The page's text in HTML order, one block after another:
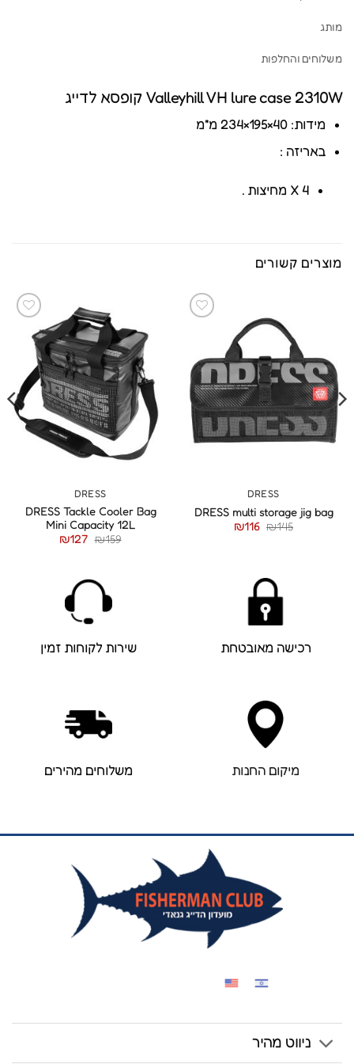
מותג
משלוחים והחלפות
Valleyhill VH lure case 2310W קופסא לדייג
מידות: 40×195×234 מ"מ
באריזה :
X 4 מחיצות .
מוצרים קשורים
DRESS
DRESS multi storage jig bag
₪145
₪116
DRESS
DRESS Tackle Cooler Bag
Mini Capacity 12L
₪159
₪127
רכישה מאובטחת שירות לקוחות זמין
מיקום החנות משלוחים מהירים
ניווט מהיר